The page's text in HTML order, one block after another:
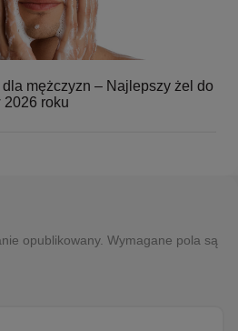
mężczyzn – Najlepszy żel do
2026 roku
opublikowany. Wymagane pola są